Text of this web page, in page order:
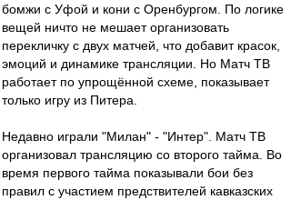
бомжи с Уфой и кони с Оренбургом. По логике
вещей ничто не мешает организовать
перекличку с двух матчей, что добавит красок,
эмоций и динамике трансляции. Но Матч ТВ
работает по упрощённой схеме, показывает
только игру из Питера.
Недавно играли "Милан" - "Интер". Матч ТВ
организовал трансляцию со второго тайма. Во
время первого тайма показывали бои без
правил с участием предствителей кавказских